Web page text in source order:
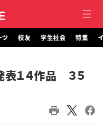
ツ 校友 学生社会 特集
１４作品 ３５